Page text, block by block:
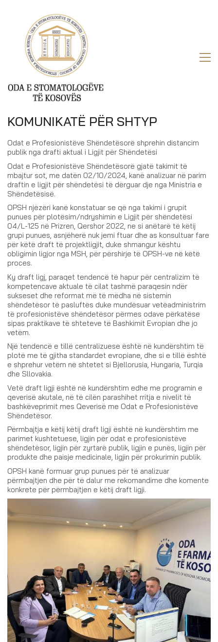
KOMUNIKATË PËR SHTYP
Odat e Profesionistëve Shëndetësorë shprehin distancim
publik nga drafti aktual i Ligjit për Shëndetësi
Odat e Profesionistëve Shëndetësorë gjatë takimit të
mbajtur sot, me datën 02/10/2024, kanë analizuar në parim
draftin e ligjit për shëndetësi të dërguar dje nga Ministria e
Shëndetësisë.
OPSH njëzëri kanë konstatuar se që nga takimi i grupit
punues për plotësim/ndryshimin e Ligjit për shëndetësi
04/L-125 në Prizren, Qershor 2022, ne si anëtarë të këtij
grupi punues, asnjëherë nuk jemi ftuar dhe as konsultuar fare
për këtë draft të projektligjit, duke shmangur kështu
obligimin ligjor nga MSH, për përshirje të OPSH-ve në këtë
proces.
Ky draft ligj, paraqet tendencë të hapur për centralizim të
kompetencave aktuale të cilat tashmë paraqesin ndër
sukseset dhe reformat më të mëdha në sistemin
shëndetësor të pasluftës duke mundësuar vetëadministrim
të profesionistëve shëndetësor përmes odave përkatëse
sipas praktikave të shteteve të Bashkimit Evropian dhe jo
vetëm.
Një tendencë e tillë centralizuese është në kundërshtim të
plotë me të gjitha standardet evropiane, dhe si e tillë është
e shprehur vetëm në shtetet si Bjellorusia, Hungaria, Turqia
dhe Sllovakia.
Vetë draft ligji është në kundërshtim edhe me programin e
qeverisë akutale, në të cilën parashihet rritja e nivelit të
bashkëveprimit mes Qeverisë me Odat e Profesionistëve
Shëndetësor.
Përmbajtja e këtij këtij draft ligji është në kundërshtim me
parimet kushtetuese, ligjin për odat e profesionistëve
shëndetësor, ligjin për zyrtarë publik, ligjin e punës, ligjin për
produkte dhe paisje medicinale, ligjin për prokurimin publik.
OPSH kanë formuar grup punues për të analizuar
përmbajtjen dhe për të dalur me rekomandime dhe komente
konkrete për përmbajtjen e këtij draft ligji.